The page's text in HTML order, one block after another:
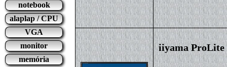
notebook
alaplap / CPU
VGA
monitor
memória
iiyama ProLite